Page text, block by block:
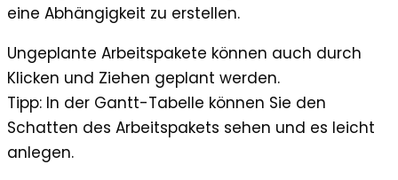
eine Abhängigkeit zu erstellen.
Ungeplante Arbeitspakete können auch durch
Klicken und Ziehen geplant werden.
Tipp: In der Gantt-Tabelle können Sie den
Schatten des Arbeitspakets sehen und es leicht
anlegen.